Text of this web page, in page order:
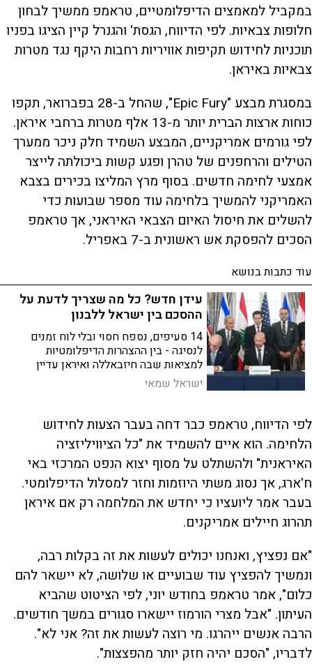
במקביל למאמצים הדיפלומטיים, טראמפ ממשיך לבחון
חלופות צבאיות. לפי הדיווח, הגסת' והגנרל קיין הציגו בפניו
תוכניות לחידוש תקיפות אוויריות רחבות היקף נגד מטרות
צבאיות באיראן.
במסגרת מבצע "Epic Fury", שהחל ב-28 בפברואר, תקפו
כוחות ארצות הברית יותר מ-13 אלף מטרות ברחבי איראן.
לפי גורמים אמריקניים, המבצע השמיד חלק ניכר ממערך
הטילים והרחפנים של טהרן ופגע קשות ביכולתה לייצר
אמצעי לחימה חדשים. בסוף מרץ המליצו בכירים בצבא
האמריקני להמשיך בלחימה עוד מספר שבועות כדי
להשלים את חיסול האיום הצבאי האיראני, אך טראמפ
הסכים להפסקת אש ראשונית ב-7 באפריל.
עוד כתבות בנושא
עידן חדש? כל מה שצריך לדעת על
ההסכם בין ישראל ללבנון
14 סעיפים, נספח חסוי ובלי לוח זמנים
לנסיגה - בין ההצהרות הדיפלומטיות
למציאות שבה חיזבאללה ואיראן עדיין
בשטח. ניתוח מלא של ההסכם, ומה ישראל
צריכה לעשות כדי לנטרל את השפעתם
ישראל שמאי
לפי הדיווח, טראמפ כבר דחה בעבר הצעות לחידוש
הלחימה. הוא איים להשמיד את "כל הציוויליזציה
האיראנית" ולהשתלט על מסוף יצוא הנפט המרכזי באי
ח'ארג, אך נסוג משתי היוזמות וחזר למסלול הדיפלומטי.
בעבר אמר ליועציו כי יחדש את המלחמה רק אם איראן
תהרוג חיילים אמריקנים.
"אם נפציץ, ואנחנו יכולים לעשות את זה בקלות רבה,
ונמשיך להפציץ עוד שבועיים או שלושה, לא יישאר להם
כלום", אמר טראמפ בחודש יוני, לפי הציטוט שהביא
העיתון. "אבל מצרי הורמוז יישארו סגורים במשך חודשים.
הרבה אנשים ייהרגו. מי רוצה לעשות את זה? אני לא".
לדבריו, "הסכם יהיה חזק יותר מהפצצות".